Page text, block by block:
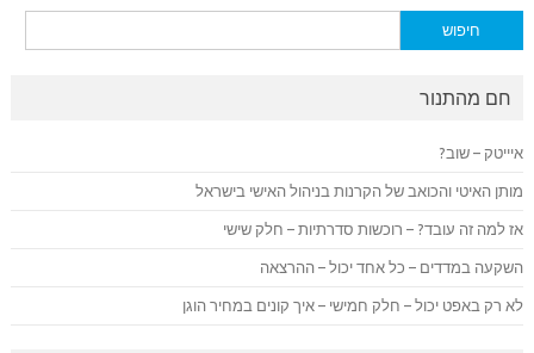
חם מהתנור
איייטק – שוב?
מותן האיטי והכואב של הקרנות בניהול האישי בישראל
אז למה זה עובד? – רוכשות סדרתיות – חלק שישי
השקעה במדדים – כל אחד יכול – ההרצאה
לא רק באפט יכול – חלק חמישי – איך קונים במחיר הוגן